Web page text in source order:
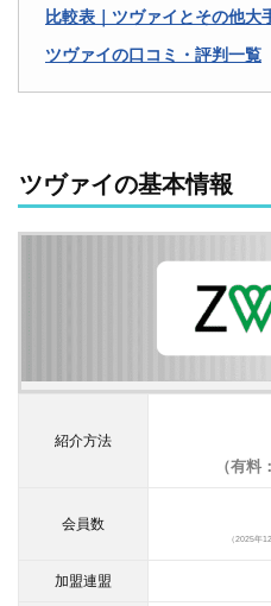
比較表｜ツヴァイとその他大
ツヴァイの口コミ・評判一覧
ツヴァイの基本情報
紹介方法
（有料：
会員数
（2025年
加盟連盟